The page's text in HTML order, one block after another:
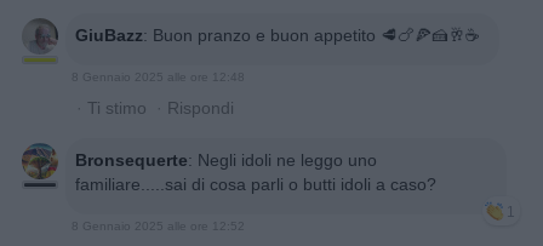
GiuBazz: Buon pranzo e buon appetito 🥩🍗🍕🍰🥂☕️
8 Gennaio 2025 alle ore 12:48
· Ti stimo · Rispondi
Bronsequerte: Negli idoli ne leggo uno
familiare.....sai di cosa parli o butti idoli a caso?
1
8 Gennaio 2025 alle ore 12:52